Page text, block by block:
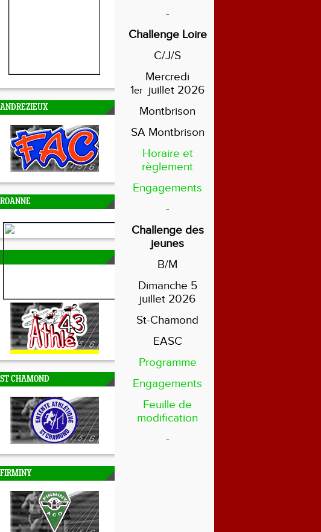
ANDREZIEUX
ROANNE
DUNIERES
ST CHAMOND
FIRMINY
-
Challenge Loire
C/J/S
Mercredi
1er juillet 2026
Montbrison
SA Montbrison
Horaire et
règlement
Engagements
-
Challenge des
jeunes
B/M
Dimanche 5
juillet 2026
St-Chamond
EASC
Programme
Engagements
Feuille de
modification
-